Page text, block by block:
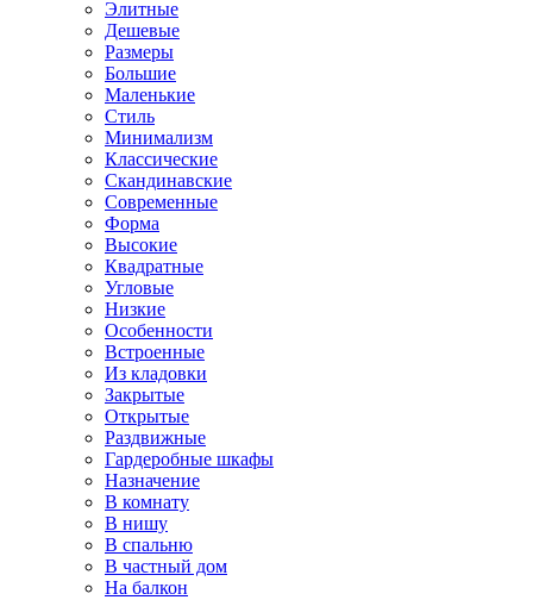
Элитные
Дешевые
Размеры
Большие
Маленькие
Стиль
Минимализм
Классические
Скандинавские
Современные
Форма
Высокие
Квадратные
Угловые
Низкие
Особенности
Встроенные
Из кладовки
Закрытые
Открытые
Раздвижные
Гардеробные шкафы
Назначение
В комнату
В нишу
В спальню
В частный дом
На балкон